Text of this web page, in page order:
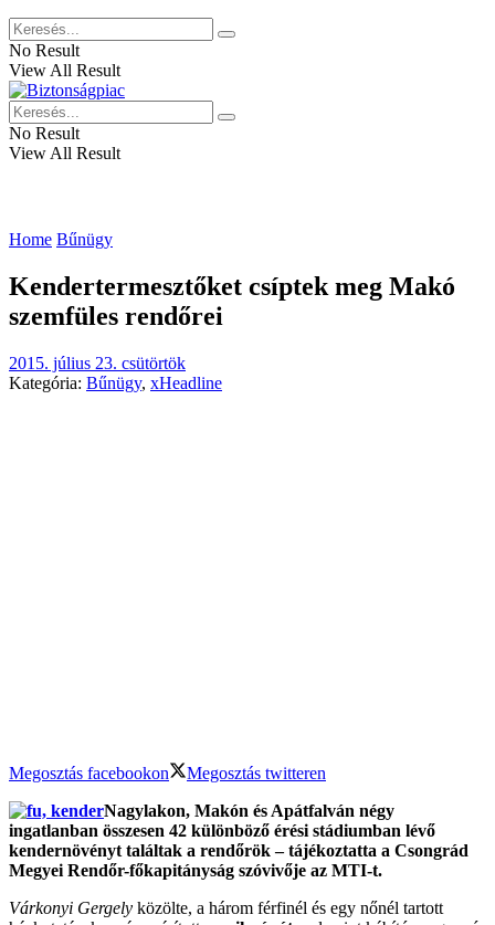
No Result
View All Result
No Result
View All Result
Home Bűnügy
Kendertermesztőket csíptek meg Makó
szemfüles rendőrei
2015. július 23. csütörtök
Kategória: Bűnügy, xHeadline
Megosztás facebookon
Megosztás twitteren
Nagylakon, Makón és Apátfalván négy
ingatlanban összesen 42 különböző érési stádiumban lévő
kendernövényt találtak a rendőrök – tájékoztatta a Csongrád
Megyei Rendőr-főkapitányság szóvivője az MTI-t.
Várkonyi Gergely közölte, a három férfinél és egy nőnél tartott